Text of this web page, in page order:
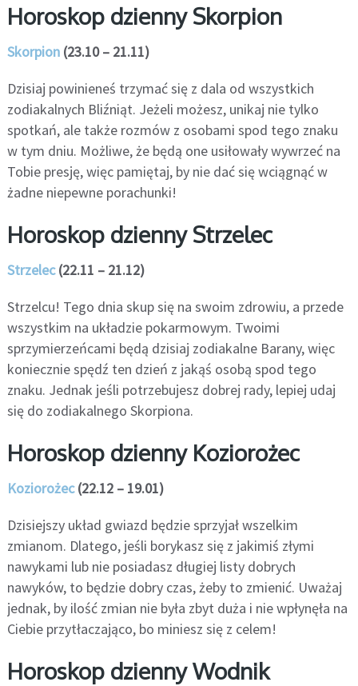
Horoskop dzienny Skorpion
Skorpion(23.10 – 21.11)
Dzisiaj powinieneś trzymać się z dala od wszystkich
zodiakalnych Bliźniąt. Jeżeli możesz, unikaj nie tylko
spotkań, ale także rozmów z osobami spod tego znaku
w tym dniu. Możliwe, że będą one usiłowały wywrzeć na
Tobie presję, więc pamiętaj, by nie dać się wciągnąć w
żadne niepewne porachunki!
Horoskop dzienny Strzelec
Strzelec(22.11 – 21.12)
Strzelcu! Tego dnia skup się na swoim zdrowiu, a przede
wszystkim na układzie pokarmowym. Twoimi
sprzymierzeńcami będą dzisiaj zodiakalne Barany, więc
koniecznie spędź ten dzień z jakąś osobą spod tego
znaku. Jednak jeśli potrzebujesz dobrej rady, lepiej udaj
się do zodiakalnego Skorpiona.
Horoskop dzienny Koziorożec
Koziorożec(22.12 – 19.01)
Dzisiejszy układ gwiazd będzie sprzyjał wszelkim
zmianom. Dlatego, jeśli borykasz się z jakimiś złymi
nawykami lub nie posiadasz długiej listy dobrych
nawyków, to będzie dobry czas, żeby to zmienić. Uważaj
jednak, by ilość zmian nie była zbyt duża i nie wpłynęła na
Ciebie przytłaczająco, bo miniesz się z celem!
Horoskop dzienny Wodnik